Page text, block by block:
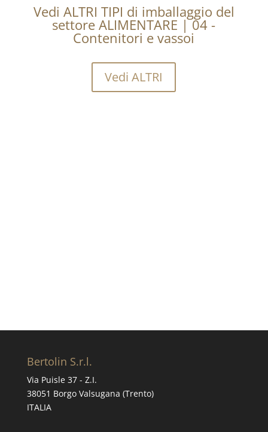
Vedi ALTRI TIPI di imballaggio del
settore ALIMENTARE | 04 -
Contenitori e vassoi
Vedi ALTRI
Bertolin S.r.l.
Via Puisle 37 - Z.I.
38051 Borgo Valsugana (Trento)
ITALIA